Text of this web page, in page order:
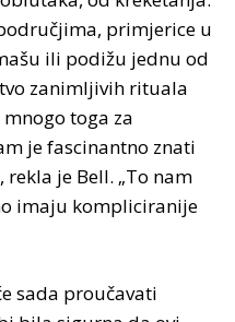
primjerice u
ili podižu jednu od
zanimljivih rituala
toga za
je fascinantno znati
je Bell. „To nam
imaju kompliciranije
sada proučavati